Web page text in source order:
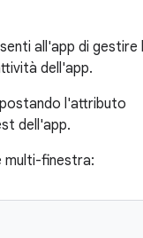
all'app di gestire
dell'app.
l'attributo
dell'app.
multi-finestra: